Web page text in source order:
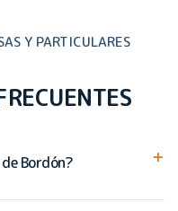
Y PARTICULARES
Bordón?